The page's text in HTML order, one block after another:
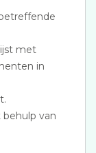
met
in
van